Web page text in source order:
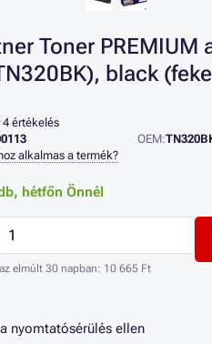
Toner PREMIUM
black
4 értékelés
OEM:
alkalmas a termék?
hétfőn Önnél
elmúlt 30 napban: 10 665 Ft
nyomtatósérülés ellen